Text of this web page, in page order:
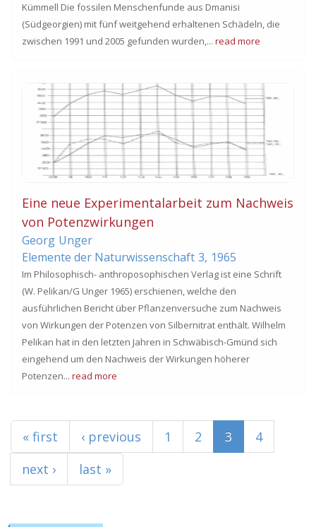
Kümmell Die fossilen Menschenfunde aus Dmanisi
(Südgeorgien) mit fünf weitgehend erhaltenen Schädeln, die
zwischen 1991 und 2005 gefunden wurden,... read more
Eine neue Experimentalarbeit zum Nachweis
von Potenzwirkungen
Georg Unger
Elemente der Naturwissenschaft 3, 1965
Im Philosophisch- anthroposophischen Verlag ist eine Schrift
(W. Pelikan/G Unger 1965) erschienen, welche den
ausführlichen Bericht über Pflanzenversuche zum Nachweis
von Wirkungen der Potenzen von Silbernitrat enthält. Wilhelm
Pelikan hat in den letzten Jahren in Schwäbisch-Gmünd sich
eingehend um den Nachweis der Wirkungen höherer
Potenzen... read more
Pages
« first ‹ previous 1 2 3
4
next ›
last »